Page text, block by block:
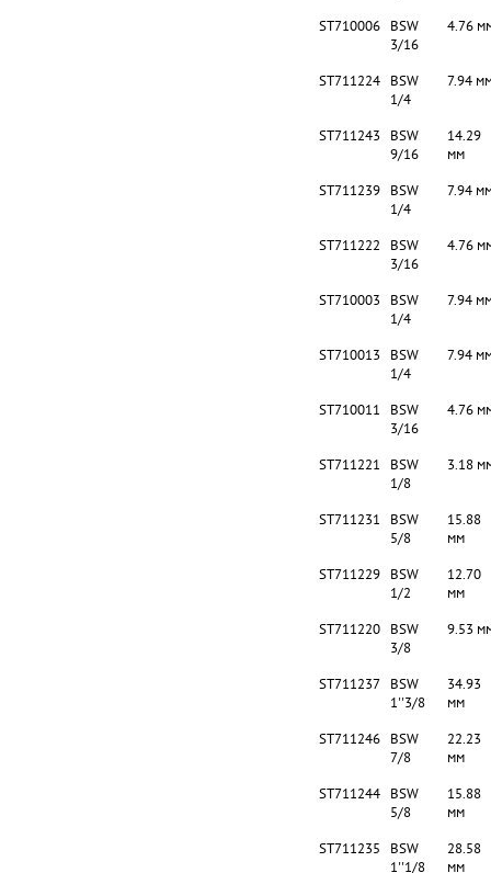
ST710006 BSW
3/16
4.76
ST711224 BSW
1/4
7.94
ST711243
BSW
9/16
14.29
мм
ST711239 BSW
1/4
7.94
ST711222
BSW
3/16
4.76
ST710003
BSW
1/4
7.94
ST710013
BSW
1/4
7.94
ST710011
BSW
3/16
4.76
ST711221
BSW
1/8
3.18
ST711231
BSW
5/8
15.88
мм
ST711229 BSW
1/2
12.70
мм
ST711220 BSW
3/8
9.53
ST711237 BSW
1''3/8
34.93
мм
ST711246 BSW
7/8
22.23
мм
ST711244 BSW
5/8
15.88
мм
ST711235
BSW
1''1/8
28.58
мм